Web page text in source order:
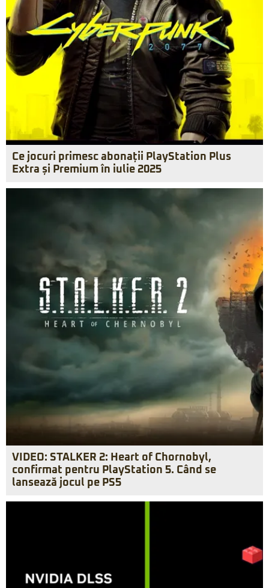
Ce jocuri primesc abonații PlayStation Plus
Extra și Premium în iulie 2025
VIDEO: STALKER 2: Heart of Chornobyl,
confirmat pentru PlayStation 5. Când se
lansează jocul pe PS5